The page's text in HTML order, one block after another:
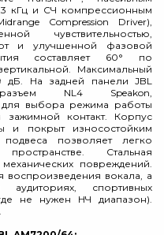
кГц и СЧ компрессионным
Compression Driver),
чувствительностью,
и улучшенной фазовой
составляет 60° по
Максимальный
дБ. На задней панели JBL
NL4 Speakon,
для выбора режима работы
зажимной контакт. Корпус
и покрыт износостойким
позволяет легко
Стальная
повреждений.
воспроизведения вокала, а
спортивных
не нужен НЧ диапазон).